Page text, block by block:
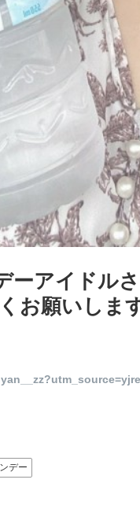
ーアイドル
くお願いしま
デー